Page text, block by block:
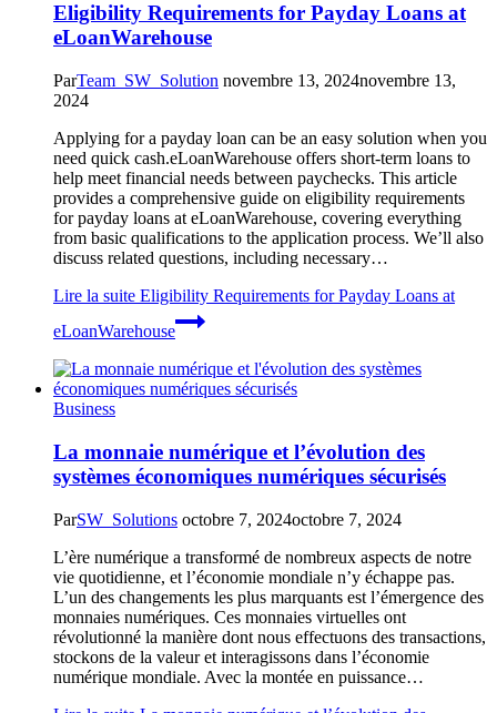
Eligibility Requirements for Payday Loans at
eLoanWarehouse
ParTeam_SW_Solution novembre 13, 2024novembre 13,
2024
Applying for a payday loan can be an easy solution when you
need quick cash.eLoanWarehouse offers short-term loans to
help meet financial needs between paychecks. This article
provides a comprehensive guide on eligibility requirements
for payday loans at eLoanWarehouse, covering everything
from basic qualifications to the application process. We’ll also
discuss related questions, including necessary…
Lire la suite Eligibility Requirements for Payday Loans at
eLoanWarehouse
Business
La monnaie numérique et l’évolution des
systèmes économiques numériques sécurisés
ParSW_Solutions octobre 7, 2024octobre 7, 2024
L’ère numérique a transformé de nombreux aspects de notre
vie quotidienne, et l’économie mondiale n’y échappe pas.
L’un des changements les plus marquants est l’émergence des
monnaies numériques. Ces monnaies virtuelles ont
révolutionné la manière dont nous effectuons des transactions,
stockons de la valeur et interagissons dans l’économie
numérique mondiale. Avec la montée en puissance…